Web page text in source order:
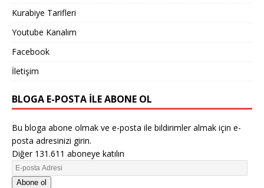
Kurabiye Tarifleri
Youtube Kanalım
Facebook
İletişim
BLOGA E-POSTA ILE ABONE OL
Bu bloga abone olmak ve e-posta ile bildirimler almak için e-
posta adresinizi girin.
Diğer 131.611 aboneye katılın
Abone ol